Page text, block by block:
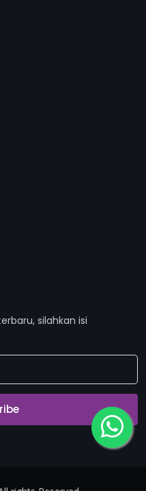
silahkan isi